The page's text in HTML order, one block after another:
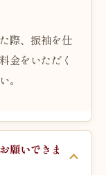
際、振袖を仕
金をいただく
。
願いできま